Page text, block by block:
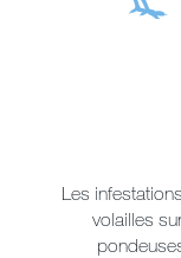
Les
volailles